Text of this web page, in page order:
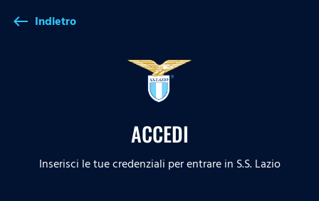
west Indietro
ACCEDI
Inserisci le tue credenziali per entrare in S.S. Lazio